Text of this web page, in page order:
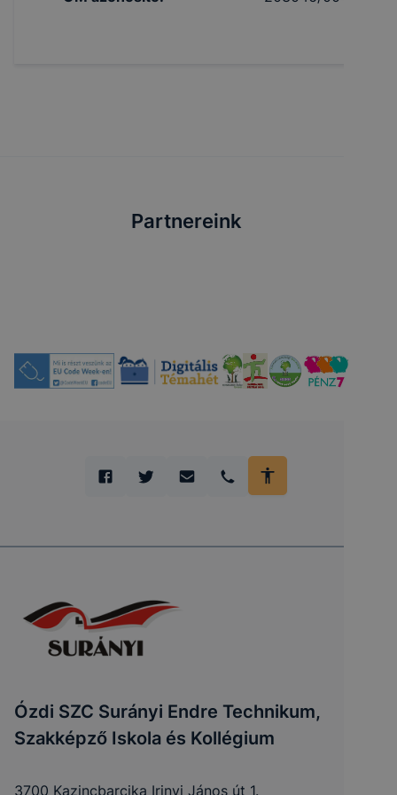
Partnereink
Ózdi SZC Surányi Endre Technikum,
Szakképző Iskola és Kollégium
3700 Kazincbarcika Irinyi János út 1.